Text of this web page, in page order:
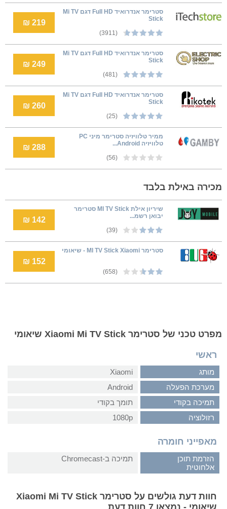
סטרימר אנדרואיד Full HD דגם Mi TV
Stick
(3911)
219 ₪
סטרימר אנדרואיד Full HD דגם Mi TV
Stick
(481)
249 ₪
סטרימר אנדרואיד Full HD דגם Mi TV
Stick
(25)
260 ₪
ממיר טלוויזיה סטרימר מיני PC
טלוויזיה Android...
(56)
288 ₪
מכירה באילת בלבד
שיריון אילת MI TV Stick סטרימר
יבואן רשמ...
(39)
142 ₪
סטרימר MI TV Stick Xiaomi - שיאומי
(658)
152 ₪
מפרט טכני של סטרימר Xiaomi Mi TV Stick שיאומי
ראשי
מותג
Xiaomi
מערכת הפעלה
Android
תמיכה בקודי
תומך בקודי
רזולוציה
1080p
מאפייני חומרה
הזרמת תוכן
אלחוטית
תמיכה ב-Chromecast
חוות דעת גולשים על סטרימר Xiaomi Mi TV Stick
שיאומי - נמצאו 7 חוות דעת